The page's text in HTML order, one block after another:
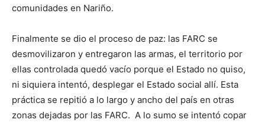
comunidades en Nariño.
Finalmente se dio el proceso de paz: las FARC se
desmovilizaron y entregaron las armas, el territorio por
ellas controlada quedó vacío porque el Estado no quiso,
ni siquiera intentó, desplegar el Estado social allí. Esta
práctica se repitió a lo largo y ancho del país en otras
zonas dejadas por las FARC. A lo sumo se intentó copar